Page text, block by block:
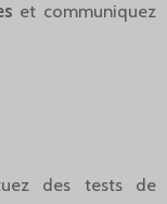
et communiquez
des tests de